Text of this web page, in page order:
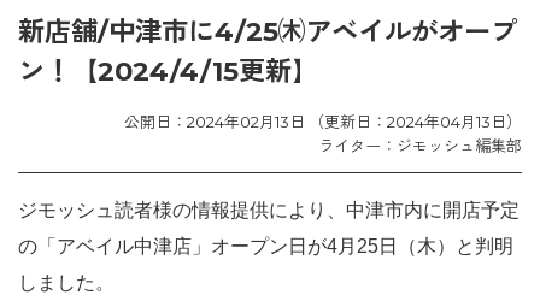
新店舗/中津市に4/25㈭アベイルがオープ
ン！【2024/4/15更新】
公開日：2024年02月13日 （更新日：2024年04月13日）
ライター：ジモッシュ編集部
ジモッシュ読者様の情報提供により、中津市内に開店予定
の「アベイル中津店」オープン日が4月25日（木）と判明
しました。